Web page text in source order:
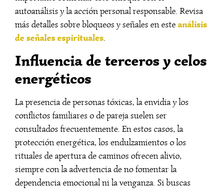
autoanálisis y la acción personal responsable. Revisa
más detalles sobre bloqueos y señales en esteanálisis
de señales espirituales.
Influencia de terceros y celos
energéticos
La presencia de personas tóxicas, la envidia y los
conflictos familiares o de pareja suelen ser
consultados frecuentemente. En estos casos, la
protección energética, los endulzamientos o los
rituales de apertura de caminos ofrecen alivio,
siempre con la advertencia de no fomentar la
dependencia emocional ni la venganza. Si buscas